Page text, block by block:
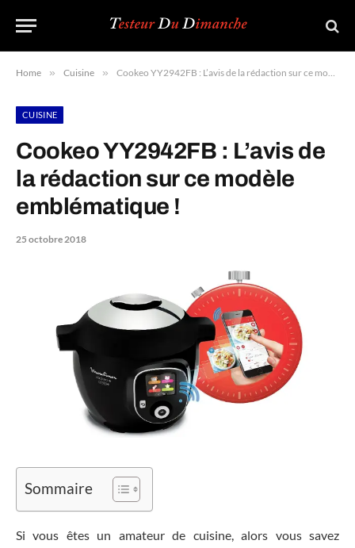
Home » Cuisine » Cookeo YY2942FB : L’avis de la rédaction sur ce modèle emblématique !
CUISINE
Cookeo YY2942FB : L’avis de
la rédaction sur ce modèle
emblématique !
25 octobre 2018
Sommaire
Si vous êtes un amateur de cuisine, alors vous savez